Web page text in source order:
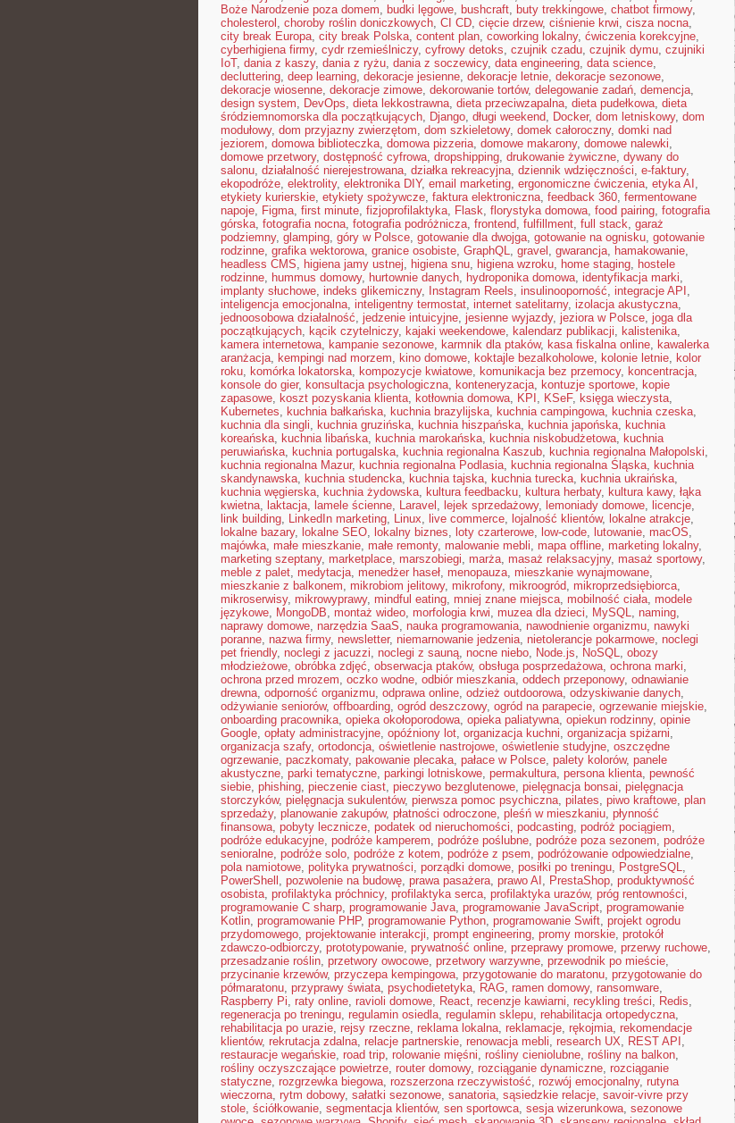
Boże Narodzenie poza domem, budki lęgowe, bushcraft, buty trekkingowe, chatbot firmowy,
cholesterol , choroby roślin doniczkowych, CI CD, cięcie drzew, ciśnienie krwi, cisza nocna,
city break Europa, city break Polska, content plan, coworking lokalny, ćwiczenia korekcyjne,
cyberhigiena firmy, cydr rzemieślniczy, cyfrowy detoks, czujnik czadu, czujnik dymu, czujniki
IoT, dania z kaszy, dania z ryżu, dania z soczewicy, data engineering, data science,
decluttering, deep learning, dekoracje jesienne, dekoracje letnie, dekoracje sezonowe,
dekoracje wiosenne, dekoracje zimowe, dekorowanie tortów, delegowanie zadań, demencja,
design system, DevOps, dieta lekkostrawna, dieta przeciwzapalna, dieta pudełkowa, dieta
śródziemnomorska dla początkujących, Django, długi weekend, Docker, dom letniskowy, dom
modułowy, dom przyjazny zwierzętom, dom szkieletowy, domek całoroczny, domki nad
jeziorem, domowa biblioteczka, domowa pizzeria, domowe makarony, domowe nalewki,
domowe przetwory, dostępność cyfrowa, dropshipping, drukowanie żywiczne, dywany do
salonu, działalność nierejestrowana, działka rekreacyjna, dziennik wdzięczności, e-faktury,
ekopodróże, elektrolity, elektronika DIY, email marketing, ergonomiczne ćwiczenia, etyka AI ,
etykiety kurierskie, etykiety spożywcze, faktura elektroniczna, feedback 360, fermentowane
napoje, Figma, first minute, fizjoprofilaktyka, Flask, florystyka domowa, food pairing, fotografia
górska, fotografia nocna, fotografia podróżnicza, frontend, fulfillment, full stack, garaż
podziemny, glamping, góry w Polsce, gotowanie dla dwojga, gotowanie na ognisku, gotowanie
rodzinne, grafika wektorowa, granice osobiste, GraphQL, gravel , gwarancja, hamakowanie,
headless CMS, higiena jamy ustnej, higiena snu, higiena wzroku, home staging, hostele
rodzinne, hummus domowy, hurtownie danych, hydroponika domowa, identyfikacja marki,
implanty słuchowe, indeks glikemiczny, Instagram Reels, insulinooporność, integracje API ,
inteligencja emocjonalna, inteligentny termostat, internet satelitarny, izolacja akustyczna,
jednoosobowa działalność, jedzenie intuicyjne, jesienne wyjazdy, jeziora w Polsce, joga dla
początkujących, kącik czytelniczy, kajaki weekendowe, kalendarz publikacji, kalistenika,
kamera internetowa, kampanie sezonowe, karmnik dla ptaków, kasa fiskalna online, kawalerka
aranżacja, kempingi nad morzem, kino domowe, koktajle bezalkoholowe, kolonie letnie, kolor
roku, komórka lokatorska, kompozycje kwiatowe, komunikacja bez przemocy, koncentracja,
konsole do gier, konsultacja psychologiczna, konteneryzacja, kontuzje sportowe, kopie
zapasowe, koszt pozyskania klienta, kotłownia domowa, KPI , KSeF, księga wieczysta,
Kubernetes, kuchnia bałkańska, kuchnia brazylijska, kuchnia campingowa, kuchnia czeska,
kuchnia dla singli, kuchnia gruzińska, kuchnia hiszpańska, kuchnia japońska, kuchnia
koreańska, kuchnia libańska, kuchnia marokańska, kuchnia niskobudżetowa, kuchnia
peruwiańska, kuchnia portugalska, kuchnia regionalna Kaszub, kuchnia regionalna Małopolski,
kuchnia regionalna Mazur, kuchnia regionalna Podlasia, kuchnia regionalna Śląska, kuchnia
skandynawska, kuchnia studencka, kuchnia tajska, kuchnia turecka, kuchnia ukraińska,
kuchnia węgierska, kuchnia żydowska, kultura feedbacku, kultura herbaty, kultura kawy, łąka
kwietna, laktacja, lamele ścienne, Laravel , lejek sprzedażowy, lemoniady domowe, licencje,
link building, LinkedIn marketing, Linux, live commerce, lojalność klientów, lokalne atrakcje,
lokalne bazary, lokalne SEO, lokalny biznes, loty czarterowe, low-code, lutowanie, macOS,
majówka, małe mieszkanie, małe remonty, malowanie mebli, mapa offline, marketing lokalny,
marketing szeptany, marketplace, marszobiegi, marża, masaż relaksacyjny, masaż sportowy,
meble z palet, medytacja, menedżer haseł, menopauza, mieszkanie wynajmowane,
mieszkanie z balkonem, mikrobiom jelitowy, mikrofony, mikroogród, mikroprzedsiębiorca,
mikroserwisy, mikrowyprawy, mindful eating, mniej znane miejsca, mobilność ciała, modele
językowe, MongoDB, montaż wideo, morfologia krwi, muzea dla dzieci, MySQL, naming,
naprawy domowe, narzędzia SaaS, nauka programowania, nawodnienie organizmu, nawyki
poranne, nazwa firmy, newsletter, niemarnowanie jedzenia, nietolerancje pokarmowe, noclegi
pet friendly, noclegi z jacuzzi, noclegi z sauną, nocne niebo, Node.js, NoSQL, obozy
młodzieżowe, obróbka zdjęć, obserwacja ptaków, obsługa posprzedażowa, ochrona marki,
ochrona przed mrozem, oczko wodne, odbiór mieszkania, oddech przeponowy, odnawianie
drewna, odporność organizmu, odprawa online, odzież outdoorowa, odzyskiwanie danych,
odżywianie seniorów, offboarding, ogród deszczowy, ogród na parapecie, ogrzewanie miejskie,
onboarding pracownika, opieka okołoporodowa, opieka paliatywna, opiekun rodzinny, opinie
Google, opłaty administracyjne, opóźniony lot, organizacja kuchni, organizacja spiżarni,
organizacja szafy, ortodoncja, oświetlenie nastrojowe, oświetlenie studyjne, oszczędne
ogrzewanie, paczkomaty, pakowanie plecaka, pałace w Polsce, palety kolorów, panele
akustyczne, parki tematyczne, parkingi lotniskowe, permakultura, persona klienta, pewność
siebie, phishing, pieczenie ciast, pieczywo bezglutenowe, pielęgnacja bonsai, pielęgnacja
storczyków, pielęgnacja sukulentów, pierwsza pomoc psychiczna, pilates, piwo kraftowe, plan
sprzedaży, planowanie zakupów, płatności odroczone, pleśń w mieszkaniu, płynność
finansowa, pobyty lecznicze, podatek od nieruchomości, podcasting, podróż pociągiem,
podróże edukacyjne, podróże kamperem, podróże poślubne, podróże poza sezonem, podróże
senioralne, podróże solo, podróże z kotem, podróże z psem, podróżowanie odpowiedzialne,
pola namiotowe, polityka prywatności, porządki domowe, posiłki po treningu, PostgreSQL,
PowerShell , pozwolenie na budowę, prawa pasażera, prawo AI , PrestaShop, produktywność
osobista, profilaktyka próchnicy, profilaktyka serca, profilaktyka urazów, próg rentowności,
programowanie C sharp, programowanie Java, programowanie JavaScript, programowanie
Kotlin, programowanie PHP, programowanie Python, programowanie Swift, projekt ogrodu
przydomowego, projektowanie interakcji, prompt engineering, promy morskie, protokół
zdawczo-odbiorczy, prototypowanie, prywatność online, przeprawy promowe, przerwy ruchowe,
przesadzanie roślin, przetwory owocowe, przetwory warzywne, przewodnik po mieście,
przycinanie krzewów, przyczepa kempingowa, przygotowanie do maratonu, przygotowanie do
półmaratonu, przyprawy świata, psychodietetyka, RAG, ramen domowy, ransomware,
Raspberry Pi, raty online, ravioli domowe, React, recenzje kawiarni, recykling treści, Redis,
regeneracja po treningu, regulamin osiedla, regulamin sklepu, rehabilitacja ortopedyczna,
rehabilitacja po urazie, rejsy rzeczne, reklama lokalna, reklamacje, rękojmia, rekomendacje
klientów, rekrutacja zdalna, relacje partnerskie, renowacja mebli, research UX, REST API ,
restauracje wegańskie, road trip, rolowanie mięśni, rośliny cieniolubne, rośliny na balkon,
rośliny oczyszczające powietrze, router domowy, rozciąganie dynamiczne, rozciąganie
statyczne, rozgrzewka biegowa, rozszerzona rzeczywistość, rozwój emocjonalny, rutyna
wieczorna, rytm dobowy, sałatki sezonowe, sanatoria, sąsiedzkie relacje, savoir-vivre przy
stole, ściółkowanie, segmentacja klientów, sen sportowca, sesja wizerunkowa, sezonowe